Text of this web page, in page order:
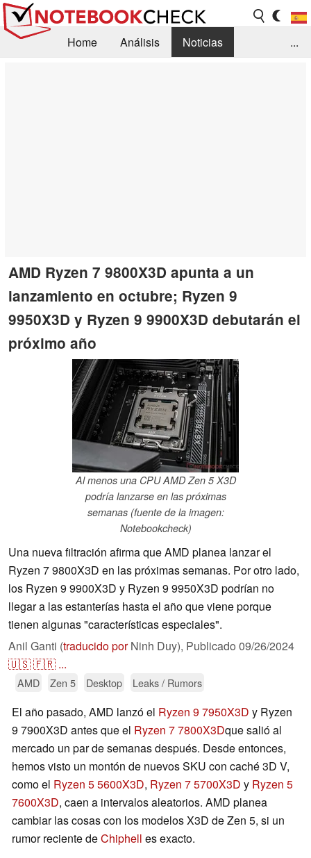
Home Análisis
Noticias
...
AMD Ryzen 7 9800X3D apunta a un
lanzamiento en octubre; Ryzen 9
9950X3D y Ryzen 9 9900X3D debutarán el
próximo año
Al menos una CPU AMD Zen 5 X3D
podría lanzarse en las próximas
semanas (fuente de la imagen:
Notebookcheck)
Una nueva filtración afirma que AMD planea lanzar el
Ryzen 7 9800X3D en las próximas semanas. Por otro lado,
los Ryzen 9 9900X3D y Ryzen 9 9950X3D podrían no
llegar a las estanterías hasta el año que viene porque
tienen algunas "características especiales".
Anil Ganti (traducido porNinh Duy), Publicado 09/26/2024
🇺🇸🇫🇷 ...
AMD Zen 5 Desktop Leaks / Rumors
El año pasado, AMD lanzó el Ryzen 9 7950X3D y Ryzen
9 7900X3D antes que el Ryzen 7 7800X3Dque salió al
mercado un par de semanas después. Desde entonces,
hemos visto un montón de nuevos SKU con caché 3D V,
como el Ryzen 5 5600X3D, Ryzen 7 5700X3D y Ryzen 5
7600X3D, caen a intervalos aleatorios. AMD planea
cambiar las cosas con los modelos X3D de Zen 5, si un
rumor reciente deChiphell es exacto.